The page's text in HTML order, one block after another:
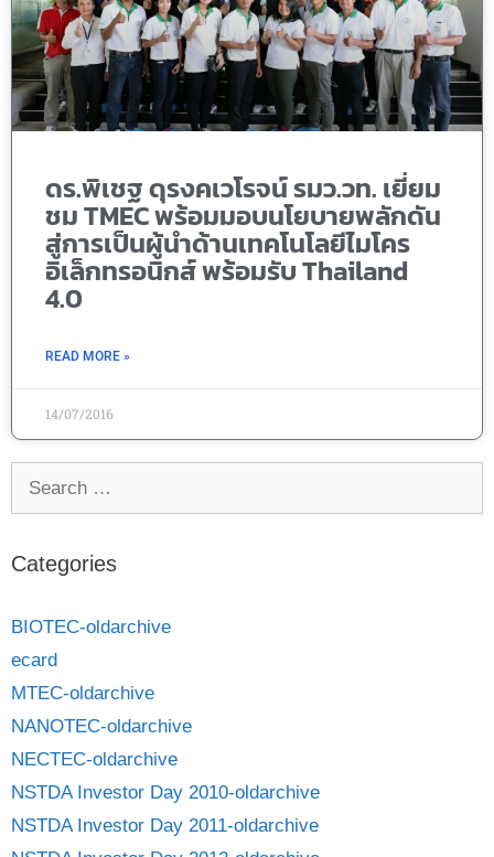
ดร.พิเชฐ ดุรงคเวโรจน์ รมว.วท. เยี่ยม
ชม TMEC พร้อมมอบนโยบายพลักดัน
สู่การเป็นผู้นำด้านเทคโนโลยีไมโคร
อิเล็กทรอนิกส์ พร้อมรับ Thailand
4.0
READ MORE »
14/07/2016
Categories
BIOTEC-oldarchive
ecard
MTEC-oldarchive
NANOTEC-oldarchive
NECTEC-oldarchive
NSTDA Investor Day 2010-oldarchive
NSTDA Investor Day 2011-oldarchive